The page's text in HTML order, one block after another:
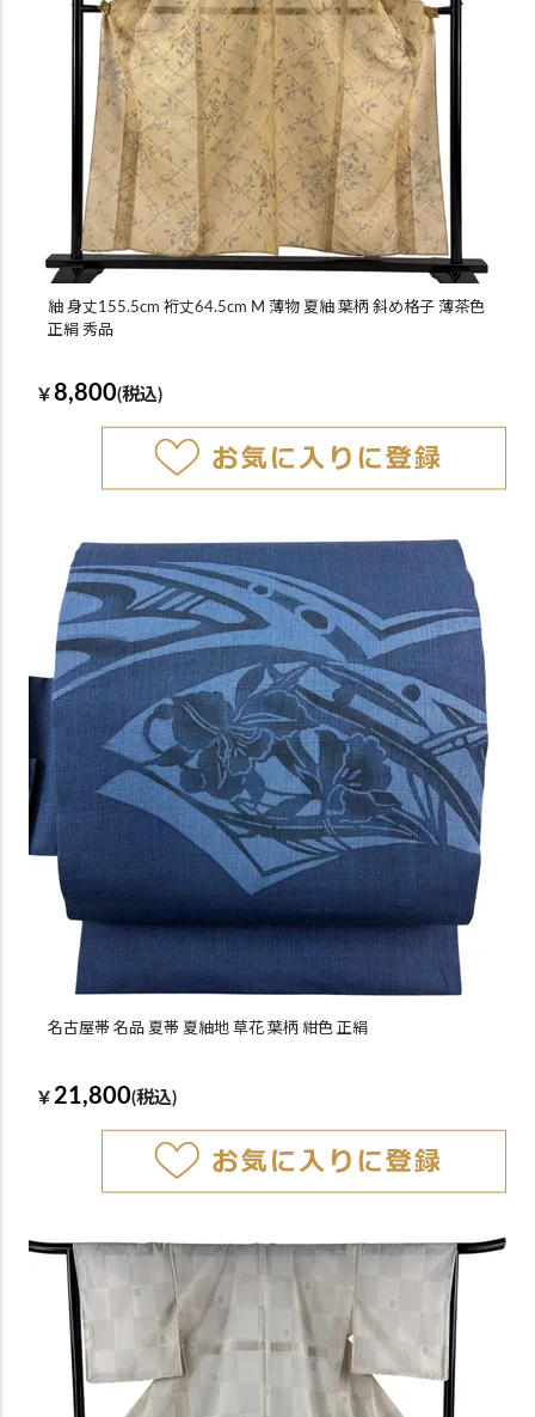
紬 身丈155.5cm 裄丈64.5cm M 薄物 夏紬 葉柄 斜め格子 薄茶色
正絹 秀品
￥ 8,800(税込)
名古屋帯 名品 夏帯 夏紬地 草花 葉柄 紺色 正絹
￥ 21,800(税込)